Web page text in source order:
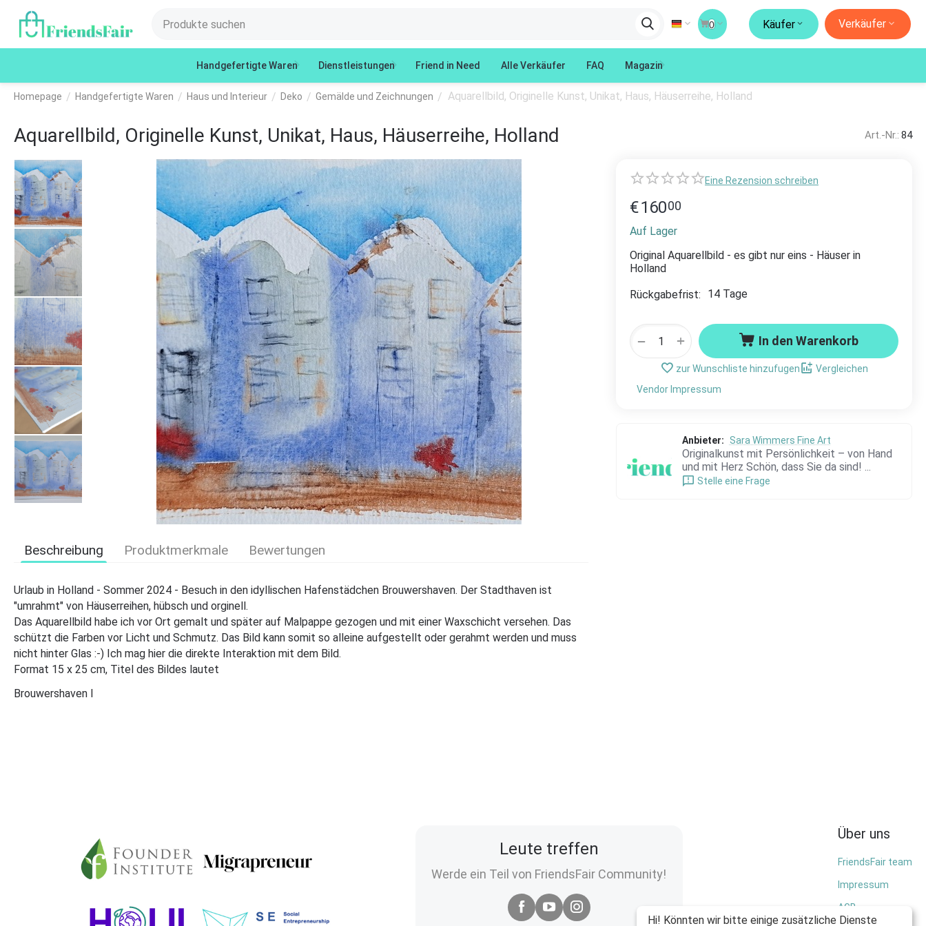
0 Käufer Verkäufer
Handgefertigte Waren Dienstleistungen Friend in Need Alle Verkäufer FAQ Magazin
Homepage / Handgefertigte Waren / Haus und Interieur / Deko / Gemälde und Zeichnungen / Aquarellbild, Originelle Kunst, Unikat, Haus, Häuserreihe, Holland
Aquarellbild, Originelle Kunst, Unikat, Haus, Häuserreihe, Holland Art.-Nr.: 84
Eine Rezension schreiben
€16000
Auf Lager
Original Aquarellbild - es gibt nur eins - Häuser in
Holland
Rückgabefrist:
14 Tage
+
− In den Warenkorb
zur Wunschliste hinzufugen
Vergleichen
Vendor Impressum
Anbieter: Sara Wimmers Fine Art
Originalkunst mit Persönlichkeit – von Hand
und mit Herz Schön, dass Sie da sind! ...
Stelle eine Frage
Beschreibung Produktmerkmale Bewertungen
Urlaub in Holland - Sommer 2024 - Besuch in den idyllischen Hafenstädchen Brouwershaven. Der Stadthaven ist
"umrahmt" von Häuserreihen, hübsch und orginell.
Das Aquarellbild habe ich vor Ort gemalt und später auf Malpappe gezogen und mit einer Waxschicht versehen. Das
schützt die Farben vor Licht und Schmutz. Das Bild kann somit so alleine aufgestellt oder gerahmt werden und muss
nicht hinter Glas :-) Ich mag hier die direkte Interaktion mit dem Bild.
Format 15 x 25 cm, Titel des Bildes lautet
Brouwershaven I
Leute treffen
Werde ein Teil von FriendsFair Community!
Über uns
FriendsFair team
Impressum
AGB
Hi! Könnten wir bitte einige zusätzliche Dienste